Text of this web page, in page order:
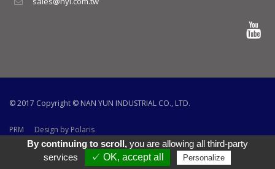
© 2017 Copyright © NAN YUN INDUSTRIAL CO., LTD.
PRM
Design by Polaris
By continuing to scroll,you are allowing all third-party
services
✓ OK, accept all Personalize